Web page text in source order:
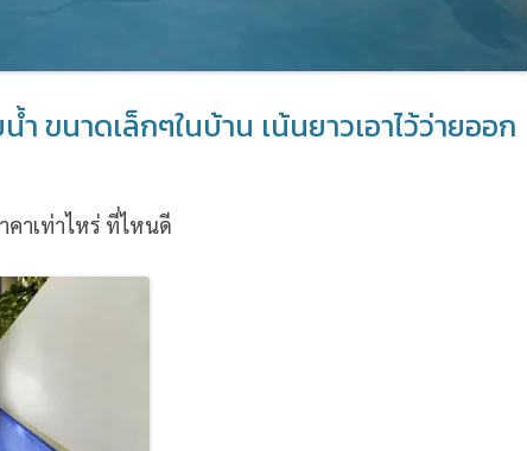
ำ ขนาดเล็กๆในบ้าน เน้นยาวเอาไว้ว่ายออก
คาเท่าไหร่ ที่ไหนดี